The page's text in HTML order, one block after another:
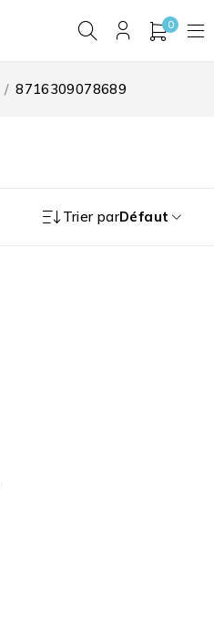
0
/ 8716309078689
Trier parDéfaut